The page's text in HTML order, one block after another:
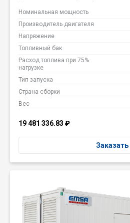
Номинальная мощность
Производитель двигателя
Напряжение
Топливный бак
Расход топлива при 75%
нагрузке
Тип запуска
Страна сборки
Вес
19 481 336.83 ₽
Заказать